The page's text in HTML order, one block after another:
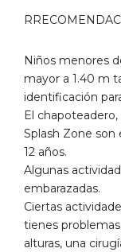
Niños menores
mayor a 1.40 m
identificación
El
Splash Zone son
12 años.
Algunas
embarazadas.
Ciertas
tienes
alturas, una